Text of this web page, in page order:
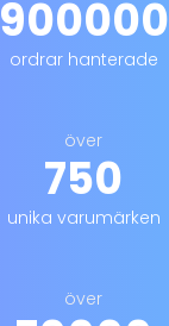
900000
ordrar hanterade
över
750
unika varumärken
över